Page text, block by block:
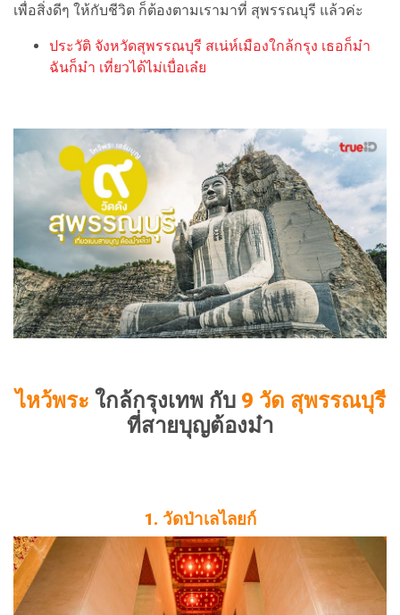
เพื่อสิ่งดีๆ ให้กับชีวิต ก็ต้องตามเรามาที่ สุพรรณบุรี แล้วค่ะ
ประวัติ จังหวัดสุพรรณบุรี สเน่ห์เมืองใกล้กรุง เธอก็ม๋า
ฉันก็ม๋า เที่ยวได้ไม่เบื่อเล๋ย
ไหว้พระ ใกล้กรุงเทพ กับ 9 วัด สุพรรณบุรี
ที่สายบุญต้องม๋า
1. วัดป่าเลไลยก์